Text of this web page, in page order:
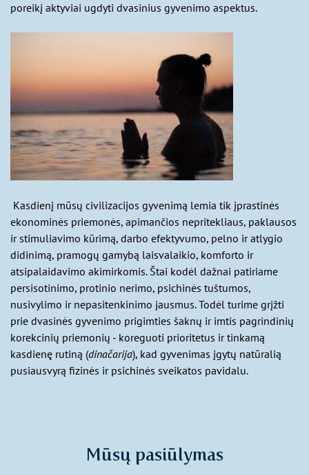
poreikį aktyviai ugdyti dvasinius gyvenimo aspektus.
Kasdienį mūsų civilizacijos gyvenimą lemia tik įprastinės
ekonominės priemonės, apimančios nepritekliaus, paklausos
ir stimuliavimo kūrimą, darbo efektyvumo, pelno ir atlygio
didinimą, pramogų gamybą laisvalaikio, komforto ir
atsipalaidavimo akimirkomis. Štai kodėl dažnai patiriame
persisotinimo, protinio nerimo, psichinės tuštumos,
nusivylimo ir nepasitenkinimo jausmus. Todėl turime grįžti
prie dvasinės gyvenimo prigimties šaknų ir imtis pagrindinių
korekcinių priemonių - koreguoti prioritetus ir tinkamą
kasdienę rutiną (dinačarija), kad gyvenimas įgytų natūralią
pusiausvyrą fizinės ir psichinės sveikatos pavidalu.
Mūsų pasiūlymas